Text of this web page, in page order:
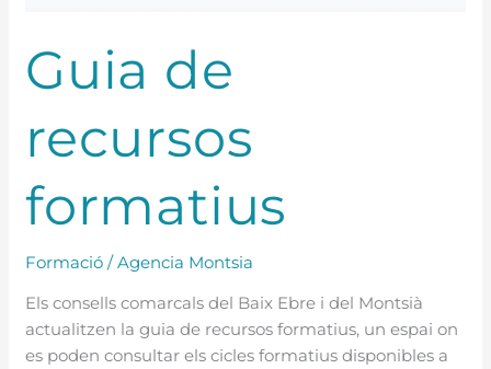
Guia de
recursos
formatius
Formació /Agencia Montsia
Els consells comarcals del Baix Ebre i del Montsià
actualitzen la guia de recursos formatius, un espai on
es poden consultar els cicles formatius disponibles a